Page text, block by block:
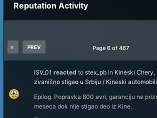
Reputation Activity
PREV Page 6 of 467
ISV_01 reacted to stex_pb in Kineski Chery,
zvanično stigao u Srbiju / Kineski automobili
Epilog. Popravka 800 evri, garanciju ne
meseca dok nije stigao deo iz Kine.
...